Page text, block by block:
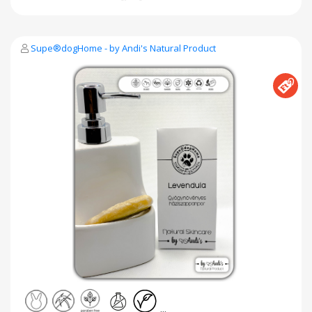
levendulás háziszappan kiválóan habzó, intenzíven ápoló és
enyhén radírozó hatású szappan. A szappanba belekevert
levendulavirág örlemény csodás illatú és kellemesen
masszírozza a bőrt. Tisztító hatása kiegészül a levendula
köztudottan nyugtató, stresszoldó hatásával. A körömvirág
nyugtató, gyulladásgátló, hámosító hatású. Érzékeny bőrűek
számára enyhítheti a száraz bőr viszketését és a zsíros bőr
faggyútermelését is szabályozhatja. Gyengéden tisztít, és
ápol, valamint hámosít is. Gyulladt ekcémára, korpás fejbőrre
férfiaknak mindennapos hajmosáshoz rövid hajra,
hölgyeknek zsirosabb vagy kombinált bőrre is jó hatással
lehet. Narancs-Fahéj háziszappan gyógynövényes kategória
közül valódi limitált különlegesség a hűvösebb napokra, és e
kombo szerelmeseinek tökéletes választása lehet Narancs-
Fahéj háziszappanunk. Nagy tisztaságú növényi zsírok és
olajok, fahéj őrlemény és narancs eszencia találkozásából
készült. Valódi Természetes megoldás bőröd egészségéért.
Természetes szín és fenséges illat. Biztonságos,
környezettudatos, természetes és egészséges, teljeskörű
mindennapi bőrápolás a család minden tagja számára. sls-
mentes állatkísérlet-mentes vegán pálmaolaj-mentes
környezetbarát csomagolás parabénmentes antivirális
Gyógynövények erejével a fürdőzés legmagasabb szintű
élményéért by Andi's natural product.
Supe®dogHome - by Andi's Natural Product
...